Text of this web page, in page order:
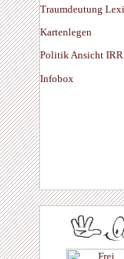
Traumdeutung
Kartenlegen
Politik Ansicht
Infobox